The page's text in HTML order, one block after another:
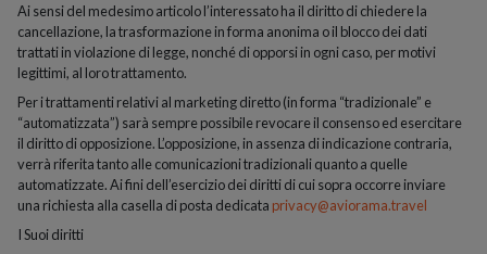
Ai sensi del medesimo articolo l’interessato ha il diritto di chiedere la
cancellazione, la trasformazione in forma anonima o il blocco dei dati
trattati in violazione di legge, nonché di opporsi in ogni caso, per motivi
legittimi, al loro trattamento.
Per i trattamenti relativi al marketing diretto (in forma “tradizionale” e
“automatizzata”) sarà sempre possibile revocare il consenso ed esercitare
il diritto di opposizione. L’opposizione, in assenza di indicazione contraria,
verrà riferita tanto alle comunicazioni tradizionali quanto a quelle
automatizzate. Ai fini dell’esercizio dei diritti di cui sopra occorre inviare
una richiesta alla casella di posta dedicata privacy@aviorama.travel
I Suoi diritti